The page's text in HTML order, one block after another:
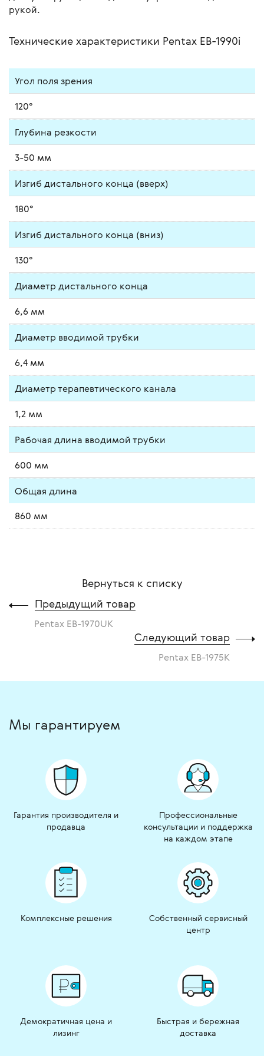
рукой.
Технические характеристики Pentax EB-1990i
Угол поля зрения
120°
Глубина резкости
3-50 мм
Изгиб дистального конца (вверх)
180°
Изгиб дистального конца (вниз)
130°
Диаметр дистального конца
6,6 мм
Диаметр вводимой трубки
6,4 мм
Диаметр терапевтического канала
1,2 мм
Рабочая длина вводимой трубки
600 мм
Общая длина
860 мм
Вернуться к списку
Предыдущий товар
Pentax EB-1970UK
Следующий товар
Pentax EB-1975K
Мы гарантируем
Гарантия производителя и
продавца
Профессиональные
консультации и поддержка
на каждом этапе
Комплексные решения
Собственный сервисный
центр
Демократичная цена и
лизинг
Быстрая и бережная
доставка